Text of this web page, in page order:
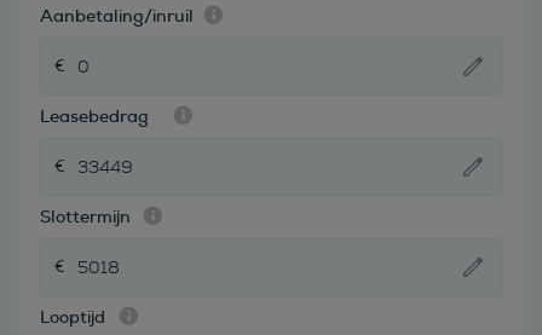
Aanbetaling/inruil
Leasebedrag
Slottermijn
Looptijd